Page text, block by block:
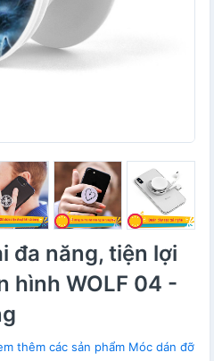
đa năng, tiện lợi
hình WOLF 04 -
thêm các sản phẩm Móc dán đỡ